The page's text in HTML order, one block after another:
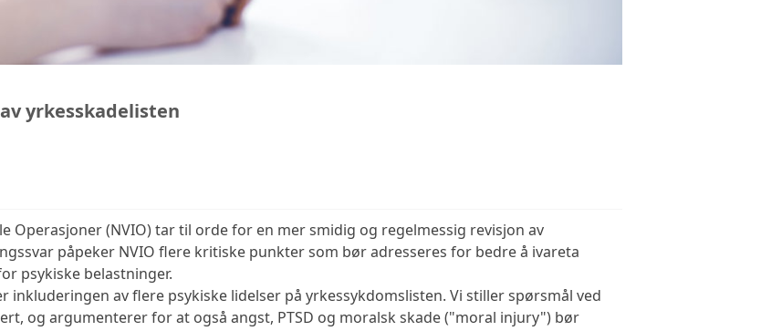
yrkesskadelisten
Operasjoner (NVIO) tar til orde for en mer smidig og regelmessig revisjon av
påpeker NVIO flere kritiske punkter som bør adresseres for bedre å ivareta
psykiske belastninger.
inkluderingen av flere psykiske lidelser på yrkessykdomslisten. Vi stiller spørsmål ved
og argumenterer for at også angst, PTSD og moralsk skade ("moral injury") bør